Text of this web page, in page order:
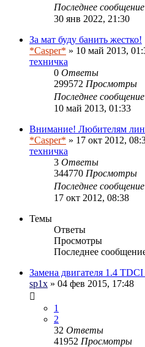
Последнее сообщение
30 янв 2022, 21:30
За мат буду банить жестко!
*Casper* » 10 май 2013,
техничка
0 Ответы
299572 Просмотры
Последнее сообщение
10 май 2013, 01:33
Внимание! Любителям
*Casper* » 17 окт 2012,
техничка
3 Ответы
344770 Просмотры
Последнее сообщение
17 окт 2012, 08:38
Темы
Ответы
Просмотры
Последнее
Замена двигателя 1.4
sp1x » 04 фев 2015, 17:48
1
2
32 Ответы
41952 Просмотры